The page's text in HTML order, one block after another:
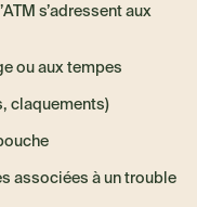
s’adressent aux
ou aux tempes
claquements)
associées à un trouble